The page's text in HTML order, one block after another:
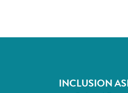
INCLUSION